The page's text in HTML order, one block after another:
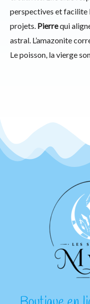
perspectives et facilite
projets. Pierrequi
astral. L’amazonite
Le poisson, la vierge